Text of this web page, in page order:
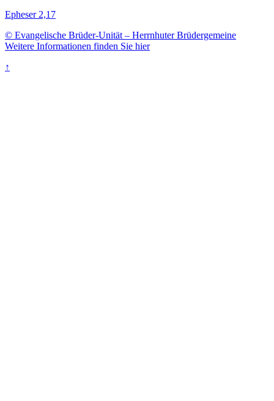
Epheser 2,17
© Evangelische Brüder-Unität – Herrnhuter Brüdergemeine
Weitere Informationen finden Sie hier
↑